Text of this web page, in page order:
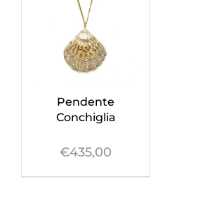
Pendente
Conchiglia
€435,00